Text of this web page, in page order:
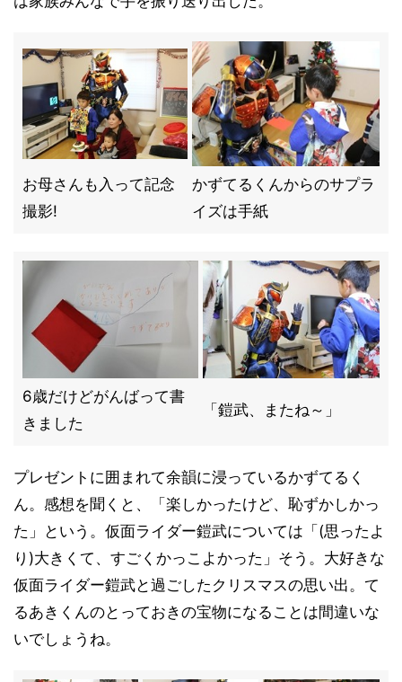
お母さんも入って記念
撮影!
かずてるくんからのサプラ
イズは手紙
6歳だけどがんばって書
きました
「鎧武、またね～」
プレゼントに囲まれて余韻に浸っているかずてるく
ん。感想を聞くと、「楽しかったけど、恥ずかしかっ
た」という。仮面ライダー鎧武については「(思ったよ
り)大きくて、すごくかっこよかった」そう。大好きな
仮面ライダー鎧武と過ごしたクリスマスの思い出。て
るあきくんのとっておきの宝物になることは間違いな
いでしょうね。